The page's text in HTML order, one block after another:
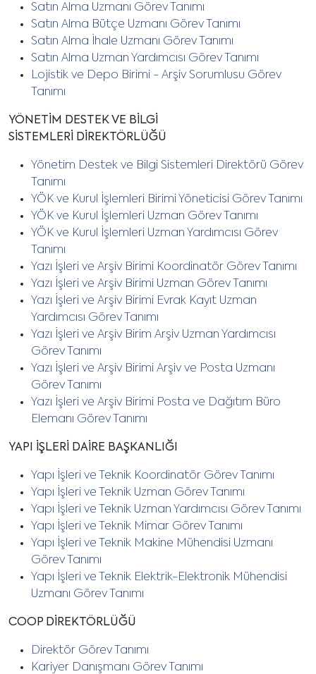
Satın Alma Uzmanı Görev Tanımı
Satın Alma Bütçe Uzmanı Görev Tanımı
Satın Alma İhale Uzmanı Görev Tanımı
Satın Alma Uzman Yardımcısı Görev Tanımı
Lojistik ve Depo Birimi - Arşiv Sorumlusu Görev
Tanımı
YÖNETİM DESTEK VE BİLGİ
SİSTEMLERİ DİREKTÖRLÜĞÜ
Yönetim Destek ve Bilgi Sistemleri Direktörü Görev
Tanımı
YÖK ve Kurul İşlemleri Birimi Yöneticisi Görev Tanımı
YÖK ve Kurul İşlemleri Uzman Görev Tanımı
YÖK ve Kurul İşlemleri Uzman Yardımcısı Görev
Tanımı
Yazı İşleri ve Arşiv Birimi Koordinatör Görev Tanımı
Yazı İşleri ve Arşiv Birimi Uzman Görev Tanımı
Yazı İşleri ve Arşiv Birimi Evrak Kayıt Uzman
Yardımcısı Görev Tanımı
Yazı İşleri ve Arşiv Birim Arşiv Uzman Yardımcısı
Görev Tanımı
Yazı İşleri ve Arşiv Birimi Arşiv ve Posta Uzmanı
Görev Tanımı
Yazı İşleri ve Arşiv Birimi Posta ve Dağıtım Büro
Elemanı Görev Tanımı
YAPI İŞLERİ DAİRE BAŞKANLIĞI
Yapı İşleri ve Teknik Koordinatör Görev Tanımı
Yapı İşleri ve Teknik Uzman Görev Tanımı
Yapı İşleri ve Teknik Uzman Yardımcısı Görev Tanımı
Yapı İşleri ve Teknik Mimar Görev Tanımı
Yapı İşleri ve Teknik Makine Mühendisi Uzmanı
Görev Tanımı
Yapı İşleri ve Teknik Elektrik-Elektronik Mühendisi
Uzmanı Görev Tanımı
COOP DİREKTÖRLÜĞÜ
Direktör Görev Tanımı
Kariyer Danışmanı Görev Tanımı